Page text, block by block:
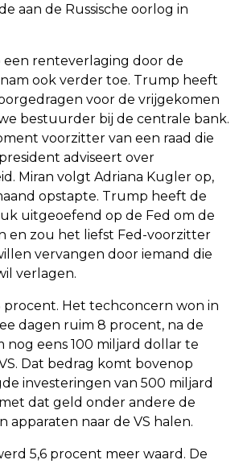
aan de Russische oorlog in
een renteverlaging door de
ook verder toe. Trump heeft
voor de vrijgekomen
bestuurder bij de centrale bank.
voorzitter van een raad die
adviseert over
Miran volgt Adriana Kugler op,
opstapte. Trump heeft de
uitgeoefend op de Fed om de
en zou het liefst Fed-voorzitter
vervangen door iemand die
verlagen.
procent. Het techconcern won in
dagen ruim 8 procent, na de
nog eens 100 miljard dollar te
Dat bedrag komt bovenop
investeringen van 500 miljard
dat geld onder andere de
apparaten naar de VS halen.
5,6 procent meer waard. De